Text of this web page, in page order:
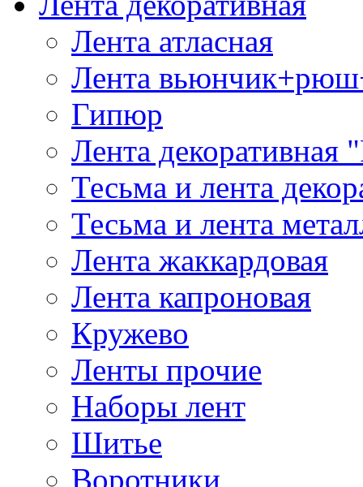
Лента атласная
Лента
Гипюр
Лента декоративная
Тесьма и лента
Тесьма и лента
Лента жаккардовая
Лента капроновая
Кружево
Ленты прочие
Наборы лент
Шитье
Воротники